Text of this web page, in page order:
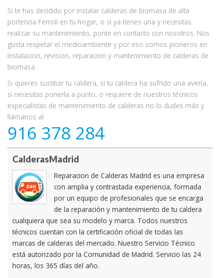
Si te has decidido por instalar calderas de biomasa de alta
portencia Ferroli en tu hogar, o si ya tienes una y necesitas
realizar su mantenimiento, ponte en contacto con nosotros. Nos
gusta respetar el medioambiente y por eso somos pioneros en
instalacion, revision, reparacion y mantenimiento de calderas de
biomasa.
Si quieres sustituir tu caldera, si tu caldera ha sufrido una avería,
si necesitas ponerla a punto, o requiere de nuestros técnicos
especialistas de mantenimiento de calderas no lo dudes más y
llámanos al
916 378 284
CalderasMadrid
Reparacion de Calderas Madrid es una empresa
con amplia y contrastada experiencia, formada
por un equipo de profesionales que se encarga
de la reparación y mantenimiento de tu caldera
cualquiera que sea su modelo y marca. Todos nuestros
técnicos cuentan con la certificación oficial de todas las
marcas de calderas del mercado. Nuestro Servicio Técnico
está autorizado por la Comunidad de Madrid. Servicio las 24
horas, los 365 días del año.